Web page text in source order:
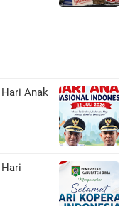
Anak